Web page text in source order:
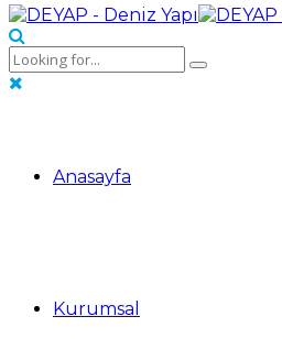
Anasayfa
Kurumsal